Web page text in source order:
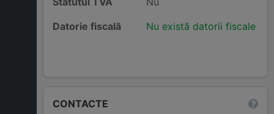
Datorie fiscală
Nu există datorii fiscale
CONTACTE